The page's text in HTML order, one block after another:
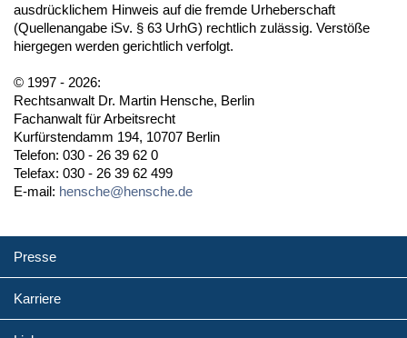
ausdrücklichem Hinweis auf die fremde Urheberschaft
(Quellenangabe iSv. § 63 UrhG) rechtlich zulässig. Verstöße
hiergegen werden gerichtlich verfolgt.
© 1997 - 2026:
Rechtsanwalt Dr. Martin Hensche, Berlin
Fachanwalt für Arbeitsrecht
Kurfürstendamm 194, 10707 Berlin
Telefon: 030 - 26 39 62 0
Telefax: 030 - 26 39 62 499
E-mail: hensche@hensche.de
Presse
Karriere